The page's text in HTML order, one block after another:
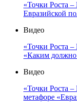
«Точки Роста
Евразийской
Видео
«Точки Роста –
«Каким должно
Видео
«Точки Роста
метафоре